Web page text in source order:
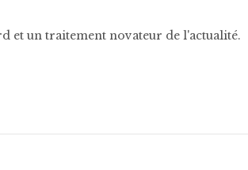
et un traitement novateur de l'actualité.